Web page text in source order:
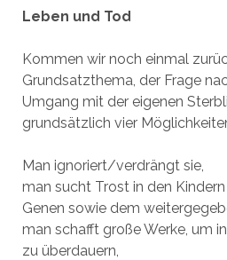
Leben und Tod
Kommen wir noch einmal
Grundsatzthema, der Frage
Umgang mit der eigenen
grundsätzlich vier
Man ignoriert/verdrängt sie,
man sucht Trost in den
Genen sowie dem
man schafft große Werke, um
zu überdauern,